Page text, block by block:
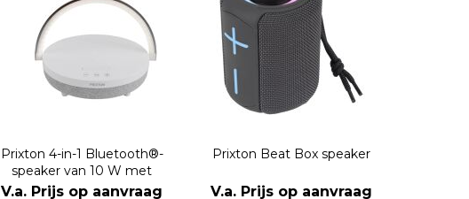
Prixton 4-in-1 Bluetooth®-
speaker van 10 W met
ledverlichting en draadloos
V.a. Prijs op aanvraag
Prixton Beat Box speaker
V.a. Prijs op aanvraag